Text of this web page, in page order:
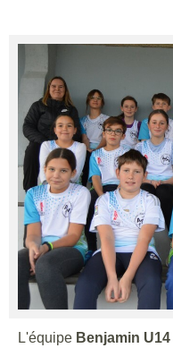
L'équipe Benjamin U14